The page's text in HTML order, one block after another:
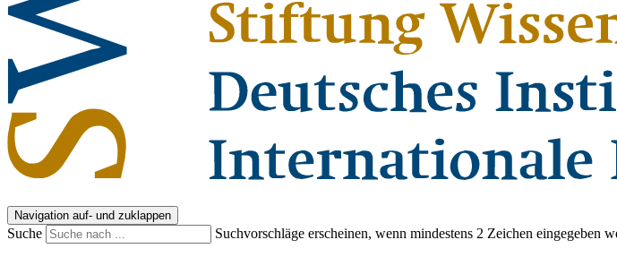
Navigation auf- und zuklappen
Suche Suchvorschläge erscheinen, wenn mindestens 2 Zeichen eingegeben